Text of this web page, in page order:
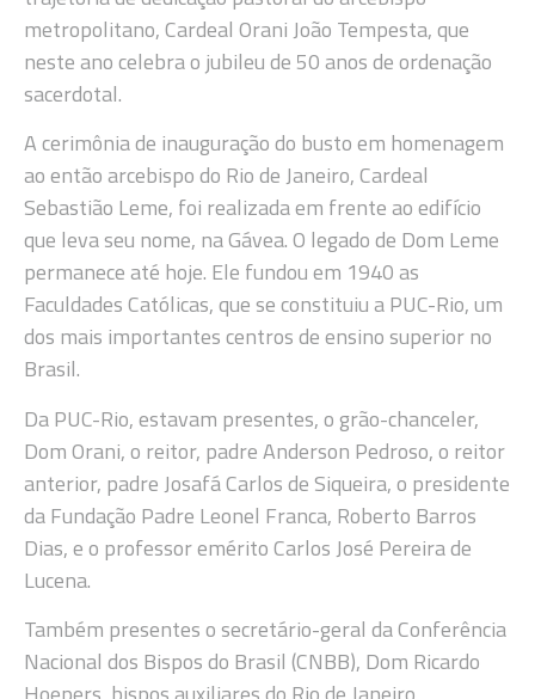
metropolitano, Cardeal Orani João Tempesta, que
neste ano celebra o jubileu de 50 anos de ordenação
sacerdotal.
A cerimônia de inauguração do busto em homenagem
ao então arcebispo do Rio de Janeiro, Cardeal
Sebastião Leme, foi realizada em frente ao edifício
que leva seu nome, na Gávea. O legado de Dom Leme
permanece até hoje. Ele fundou em 1940 as
Faculdades Católicas, que se constituiu a PUC-Rio, um
dos mais importantes centros de ensino superior no
Brasil.
Da PUC-Rio, estavam presentes, o grão-chanceler,
Dom Orani, o reitor, padre Anderson Pedroso, o reitor
anterior, padre Josafá Carlos de Siqueira, o presidente
da Fundação Padre Leonel Franca, Roberto Barros
Dias, e o professor emérito Carlos José Pereira de
Lucena.
Também presentes o secretário-geral da Conferência
Nacional dos Bispos do Brasil (CNBB), Dom Ricardo